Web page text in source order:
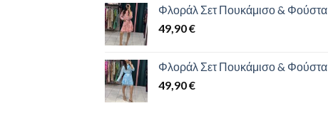
Φλοράλ Σετ Πουκάμισο & Φούστα
49,90€
Φλοράλ Σετ Πουκάμισο & Φούστα
49,90€